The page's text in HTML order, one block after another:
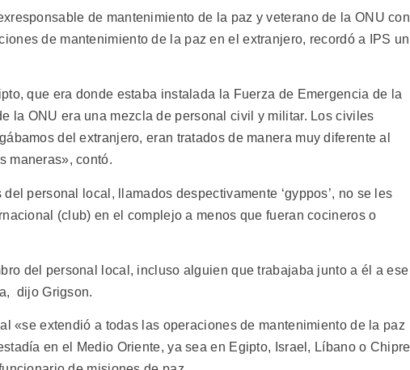
de mantenimiento de la paz y veterano de la ONU con
de mantenimiento de la paz en el extranjero, recordó a IPS
que era donde estaba instalada la Fuerza de Emergencia de la
la ONU era una mezcla de personal civil y militar. Los civiles
del extranjero, eran tratados de manera muy diferente al
maneras», contó.
personal local, llamados despectivamente ‘gyppos’, no se les
(club) en el complejo a menos que fueran cocineros o
del personal local, incluso alguien que trabajaba junto a él a ese
dijo Grigson.
«se extendió a todas las operaciones de mantenimiento de la paz
en el Medio Oriente, ya sea en Egipto, Israel, Líbano o